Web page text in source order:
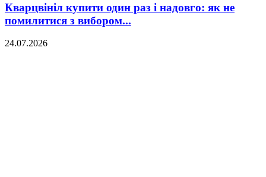
Кварцвініл купити один раз і надовго: як не
помилитися з вибором...
24.07.2026